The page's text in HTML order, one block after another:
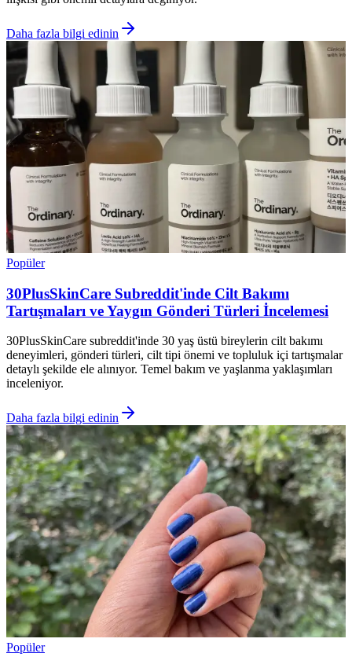
Daha fazla bilgi edinin
Popüler
30PlusSkinCare Subreddit'inde Cilt Bakımı
Tartışmaları ve Yaygın Gönderi Türleri İncelemesi
30PlusSkinCare subreddit'inde 30 yaş üstü bireylerin cilt bakımı
deneyimleri, gönderi türleri, cilt tipi önemi ve topluluk içi tartışmalar
detaylı şekilde ele alınıyor. Temel bakım ve yaşlanma yaklaşımları
inceleniyor.
Daha fazla bilgi edinin
Popüler